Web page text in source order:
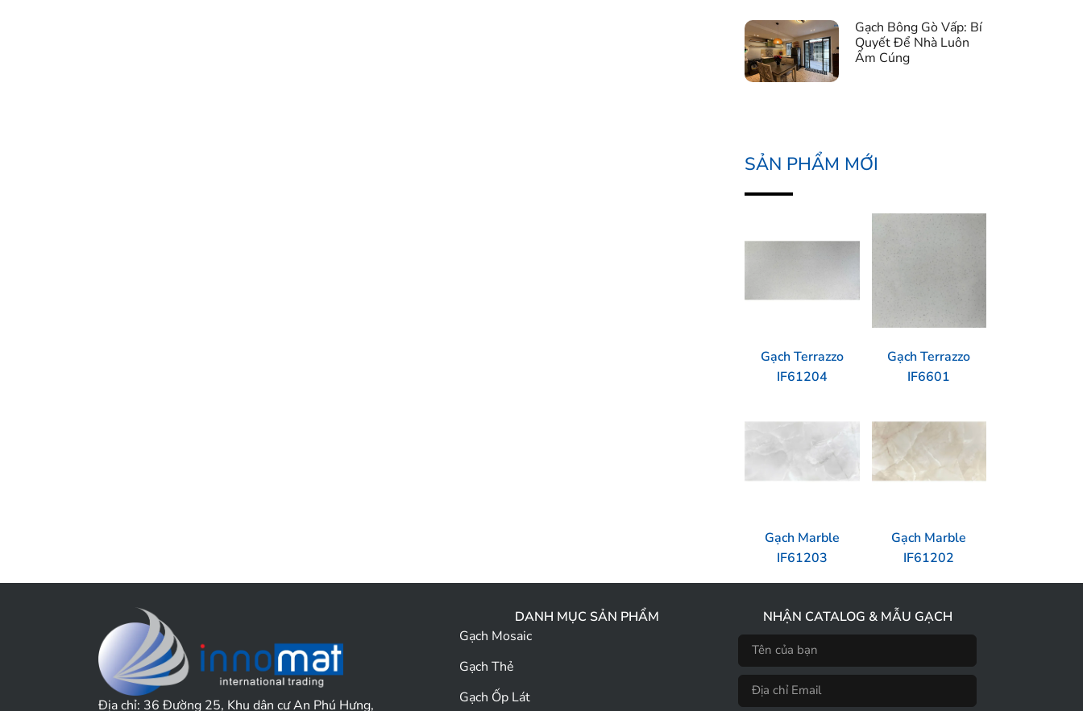
Gạch Bông Gò Vấp: Bí
Quyết Để Nhà Luôn
Ấm Cúng
SẢN PHẨM MỚI
Gạch Terrazzo
IF61204
Gạch Terrazzo
IF6601
Gạch Marble
IF61203
Gạch Marble
IF61202
Địa chỉ: 36 Đường 25, Khu dân cư An Phú Hưng,
DANH MỤC SẢN PHẨM
Gạch Mosaic
Gạch Thẻ
Gạch Ốp Lát
NHẬN CATALOG & MẪU GẠCH